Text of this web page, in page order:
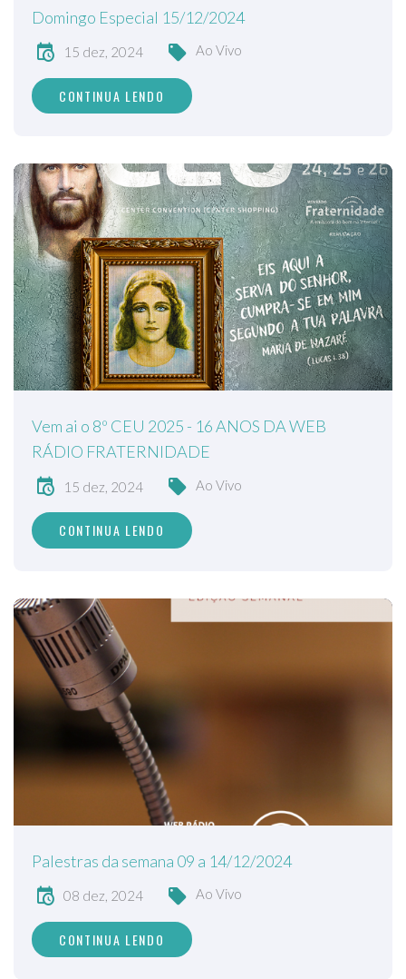
Domingo Especial 15/12/2024
15 dez, 2024 Ao Vivo
CONTINUA LENDO
Vem ai o 8º CEU 2025 - 16 ANOS DA WEB
RÁDIO FRATERNIDADE
15 dez, 2024 Ao Vivo
CONTINUA LENDO
Palestras da semana 09 a 14/12/2024
08 dez, 2024 Ao Vivo
CONTINUA LENDO